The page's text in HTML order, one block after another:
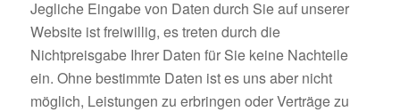
Jegliche Eingabe von Daten durch Sie auf unserer
Website ist freiwillig, es treten durch die
Nichtpreisgabe Ihrer Daten für Sie keine Nachteile
ein. Ohne bestimmte Daten ist es uns aber nicht
möglich, Leistungen zu erbringen oder Verträge zu